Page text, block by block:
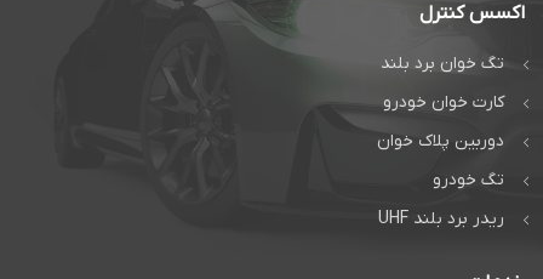
اکسس کنترل
تگ خوان برد بلند
کارت خوان خودرو
دوربین پلاک خوان
تگ خودرو
ریدر برد بلند UHF